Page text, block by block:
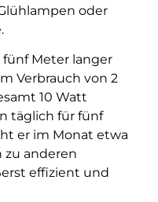
oder
fünf Meter langer
Verbrauch von 2
10 Watt
täglich für fünf
er im Monat etwa
zu anderen
effizient und